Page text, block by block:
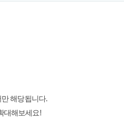
해당됩니다.
대해보세요!